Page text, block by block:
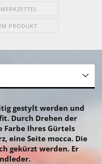
PRODUKT
gestylt werden und
Durch Drehen der
Farbe Ihres Gürtels
eine Seite mocca. Die
gekürzt werden. Er